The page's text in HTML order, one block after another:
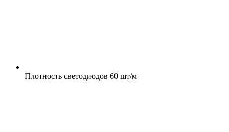
Плотность светодиодов 60 шт/м